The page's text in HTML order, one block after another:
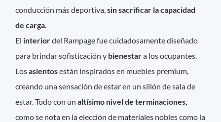
conducción más deportiva,sin sacrificar la capacidad
de carga.
El interiordel Rampage fue cuidadosamente diseñado
para brindar sofisticación y bienestara los ocupantes.
Losasientosestán inspirados en muebles premium,
creando una sensación de estar en un sillón de sala de
estar. Todo con unaltísimo nivel de terminaciones,
como se nota en la elección de materiales nobles como la